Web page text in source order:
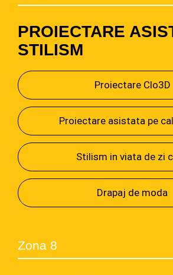
PROIECTARE
STILISM
Proiectare Clo3D
Proiectare asistata pe
Stilism in viata de zi
Drapaj de moda
Zona 8